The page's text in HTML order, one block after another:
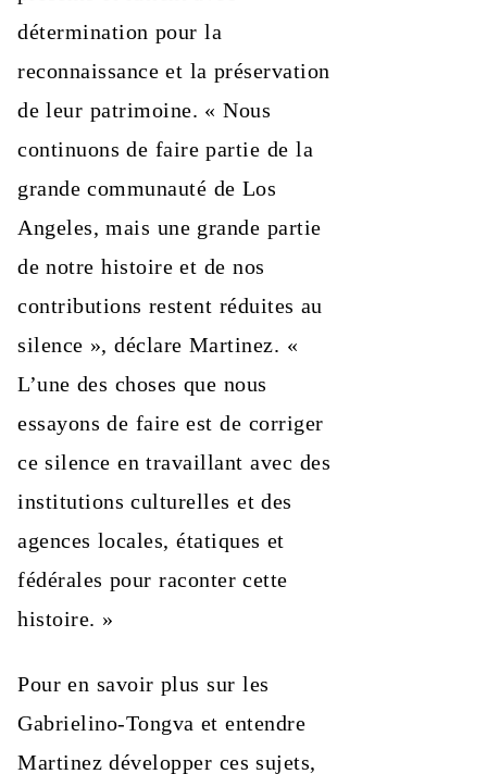
détermination pour la
reconnaissance et la préservation
de leur patrimoine. « Nous
continuons de faire partie de la
grande communauté de Los
Angeles, mais une grande partie
de notre histoire et de nos
contributions restent réduites au
silence », déclare Martinez. «
L’une des choses que nous
essayons de faire est de corriger
ce silence en travaillant avec des
institutions culturelles et des
agences locales, étatiques et
fédérales pour raconter cette
histoire. »
Pour en savoir plus sur les
Gabrielino‑Tongva et entendre
Martinez développer ces sujets,